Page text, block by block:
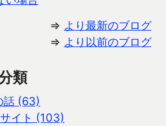
⇒ より最新のブログ
⇒ より以前のブログ
類
話 (63)
イト (103)